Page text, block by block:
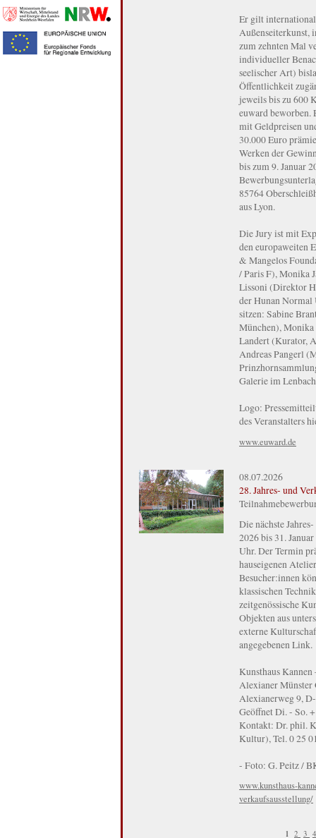
Er gilt
Außenseiterkunst,
zum zehnten Mal
individueller
seelischer Art)
Öffentlichkeit
jeweils bis zu 600
euward
mit Geldpreisen
30.000 Euro
Werken der
bis zum 9. Januar
85764
aus Lyon.
Die Jury ist mit
den europaweiten
& Mangelos
/ Paris F), Monika
Lissoni (Direktor
der Hunan
sitzen: Sabine
München),
Landert (Kurator,
Andreas Pangerl
Galerie im
Logo:
des Veranstalters
www.euward.de
08.07.2026
28. Jahres- und
Die nächste
2026 bis 31.
Uhr. Der Termin
hauseigenen
Besucher:innen
klassischen
zeitgenössische
Objekten aus
externe
angegebenen Link.
Kunsthaus
Alexianer Münster
Alexianerweg 9,
Geöffnet Di. - So.
Kontakt: Dr. phil.
Kultur), Tel. 0 25
- Foto: G. Peitz /
www.kunsthaus-
verkaufsausstellung/
1 2 3